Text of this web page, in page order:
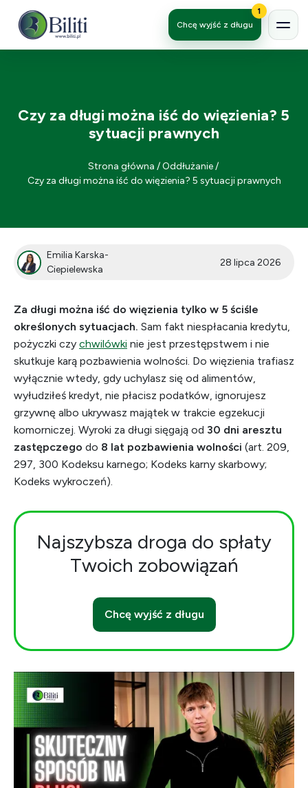
Chcę wyjść z długu
1
Czy za długi można iść do więzienia? 5
sytuacji prawnych
Strona główna /Oddłużanie/
Czy za długi można iść do więzienia? 5 sytuacji prawnych
Emilia Karska-
Ciepielewska
28 lipca 2026
Za długi można iść do więzienia tylko w 5 ściśle
określonych sytuacjach. Sam fakt niespłacania kredytu,
pożyczki czy chwilówki nie jest przestępstwem i nie
skutkuje karą pozbawienia wolności. Do więzienia trafiasz
wyłącznie wtedy, gdy uchylasz się od alimentów,
wyłudziłeś kredyt, nie płacisz podatków, ignorujesz
grzywnę albo ukrywasz majątek w trakcie egzekucji
komorniczej. Wyroki za długi sięgają od 30 dni aresztu
zastępczego do 8 lat pozbawienia wolności (art. 209,
297, 300 Kodeksu karnego; Kodeks karny skarbowy;
Kodeks wykroczeń).
Najszybsza droga do spłaty
Twoich zobowiązań
Chcę wyjść z długu